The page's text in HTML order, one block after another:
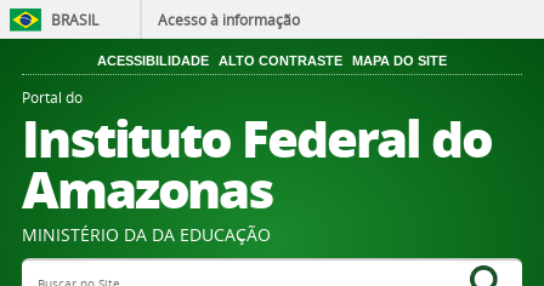
BRASIL Acesso à informação
ACESSIBILIDADE ALTO CONTRASTE MAPA DO SITE
Portal do
Instituto Federal do
Amazonas
MINISTÉRIO DA DA EDUCAÇÃO
Search Site